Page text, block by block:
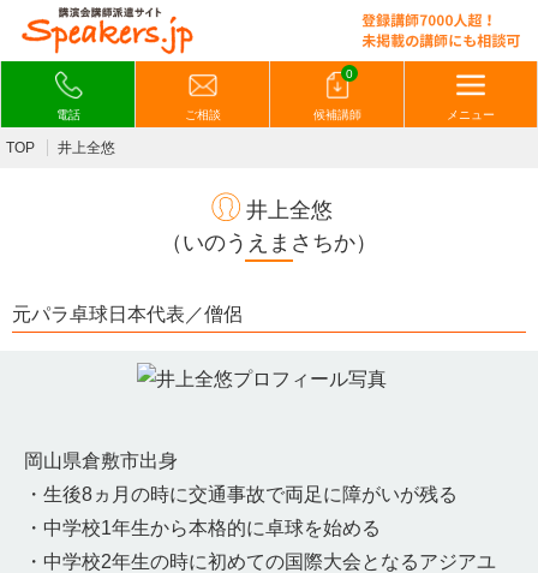
電話 ご相談
0
候補講師 メニュー
TOP 井上全悠
井上全悠
（いのうえまさちか）
元パラ卓球日本代表／僧侶
岡山県倉敷市出身
・生後8ヵ月の時に交通事故で両足に障がいが残る
・中学校1年生から本格的に卓球を始める
・中学校2年生の時に初めての国際大会となるアジアユ